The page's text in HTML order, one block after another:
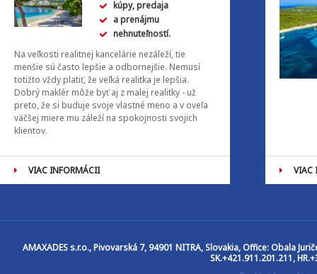
kúpy, predaja
a prenájmu
nehnuteľností.
Na veľkosti realitnej kancelárie nezáleží, tie
menšie sú často lepšie a odbornejšie. Nemusí
totižto vždy platiť, že veľká realitka je lepšia.
Dobrý maklér môže byť aj z malej realitky - už
preto, že si buduje svoje vlastné meno a v oveľa
väčšej miere mu záleží na spokojnosti svojich
klientov.
VIAC INFORMÁCII VIAC
AMAXADES s.r.o., Pivovarská 7, 94901 NITRA, Slovakia, Office: Obala
SK.+421.911.201.211,